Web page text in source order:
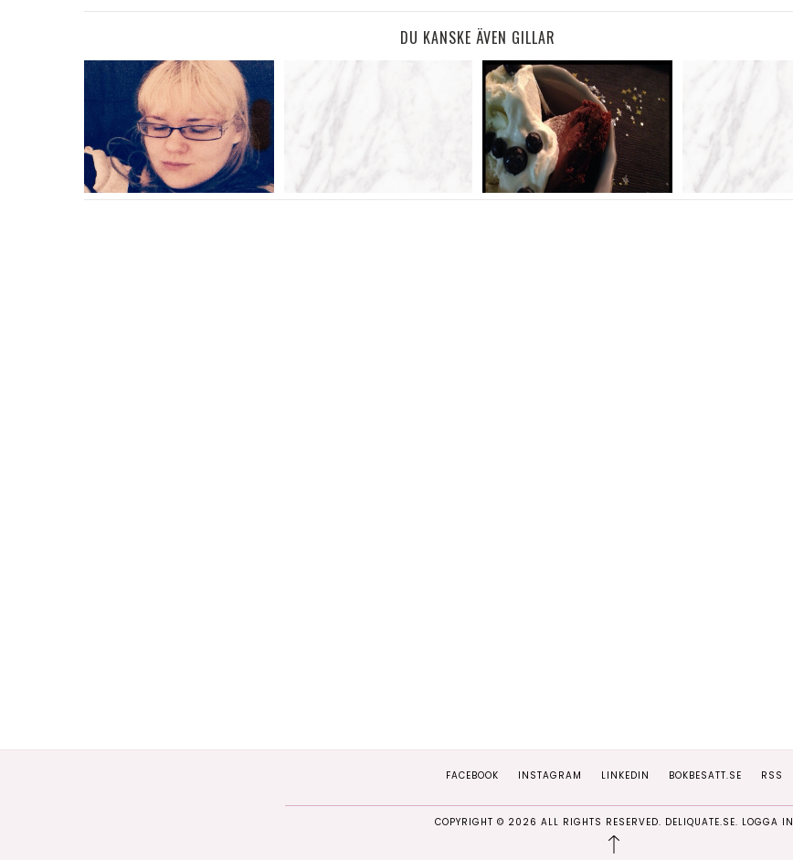
DU KANSKE ÄVEN GILLAR
FACEBOOK INSTAGRAM LINKEDIN BOKBESATT.SE RSS
COPYRIGHT © 2026 ALL RIGHTS RESERVED. DELIQUATE.SE. LOGGA IN